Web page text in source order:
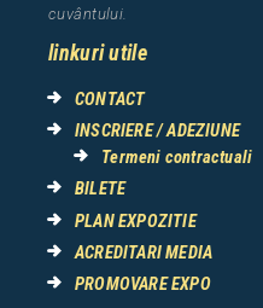
cuvântului.
linkuri utile
CONTACT
INSCRIERE / ADEZIUNE
Termeni contractuali
BILETE
PLAN EXPOZITIE
ACREDITARI MEDIA
PROMOVARE EXPO